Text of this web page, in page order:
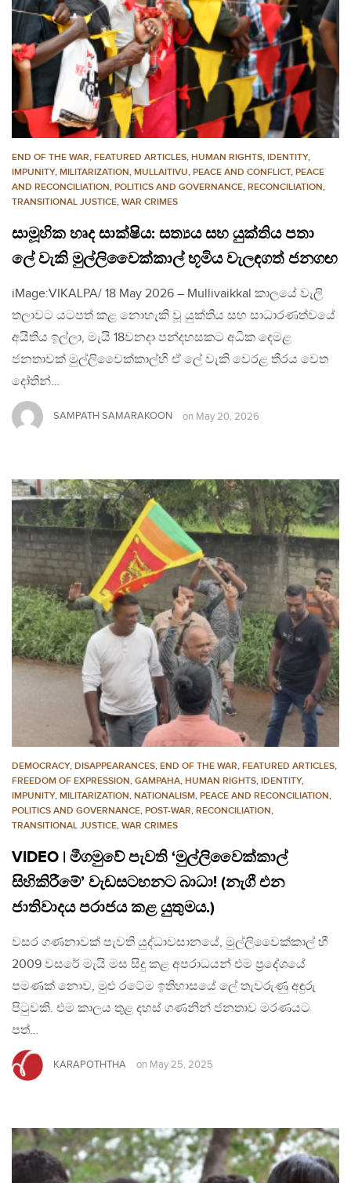
END OF THE WAR, FEATURED ARTICLES, HUMAN RIGHTS, IDENTITY,
IMPUNITY, MILITARIZATION, MULLAITIVU, PEACE AND CONFLICT, PEACE
AND RECONCILIATION, POLITICS AND GOVERNANCE, RECONCILIATION,
TRANSITIONAL JUSTICE, WAR CRIMES
සාමූහික හෘද සාක්ෂිය: සත්‍යය සහ යුක්තිය පතා
ලේ වැකි මුල්ලිවෛක්කාල් භූමිය වැලඳගත් ජනගඟ
iMage:VIKALPA/ 18 May 2026 – Mullivaikkal කාලයේ වැලි
තලාවට යටපත් කළ නොහැකි වූ යුක්තිය සහ සාධාරණත්වයේ
අයිතිය ඉල්ලා, මැයි 18වනදා පන්දහසකට අධික දෙමළ
ජනතාවක් මුල්ලිවෛක්කාල්හි ඒ ලේ වැකි වෙරළ තීරය වෙත
දෝතින්…
SAMPATH SAMARAKOON on May 20, 2026
DEMOCRACY, DISAPPEARANCES, END OF THE WAR, FEATURED ARTICLES,
FREEDOM OF EXPRESSION, GAMPAHA, HUMAN RIGHTS, IDENTITY,
IMPUNITY, MILITARIZATION, NATIONALISM, PEACE AND RECONCILIATION,
POLITICS AND GOVERNANCE, POST-WAR, RECONCILIATION,
TRANSITIONAL JUSTICE, WAR CRIMES
VIDEO | මීගමුවේ පැවති ‘මුල්ලිවෛක්කාල්
සිහිකිරීමේ’ වැඩසටහනට බාධා! (නැගී එන
ජාතිවාදය පරාජය කළ යුතුමය.)
වසර ගණනාවක් පැවති යුද්ධාවසානයේ, මුල්ලිවෛක්කාල් හී
2009 වසරේ මැයි මස සිදු කළ අපරාධයන් එම ප්‍රදේශයේ
පමණක් නොව, මුළු රටේම ඉතිහාසයේ ලේ තැවරුණු අඳුරු
පිටුවකි. එම කාලය තුළ දහස් ගණනින් ජනතාව මරණයට
පත්…
KARAPOTHTHA on May 25, 2025